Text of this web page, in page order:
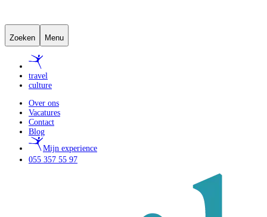
Zoeken Menu
travel
culture
Over ons
Vacatures
Contact
Blog
Mijn experience
055 357 55 97